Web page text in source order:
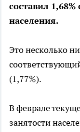
составил
населения.
Это несколько
(1,77%).
В феврале
занятости